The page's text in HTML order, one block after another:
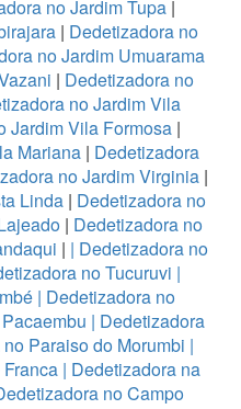
no Jardim Tupa|
| Dedetizadora no
no Jardim Umuarama
| Dedetizadora no
no Jardim Vila
Jardim Vila Formosa |
Mariana | Dedetizadora
no Jardim Virginia |
Linda | Dedetizadora no
| Dedetizadora no
| | Dedetizadora no
no Tucuruvi |
| Dedetizadora no
| Dedetizadora
Paraiso do Morumbi |
| Dedetizadora na
no Campo